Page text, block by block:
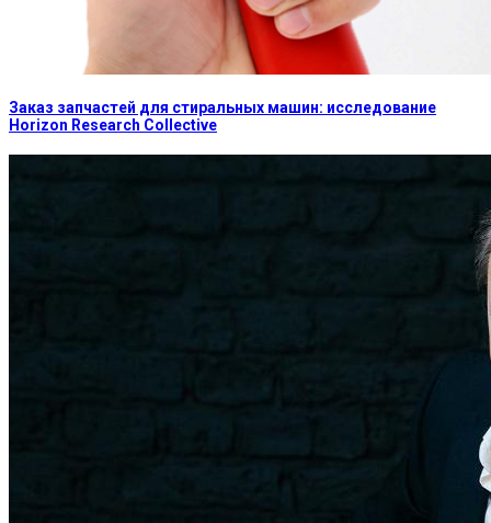
Заказ запчастей для стиральных машин: исследование
Horizon Research Collective